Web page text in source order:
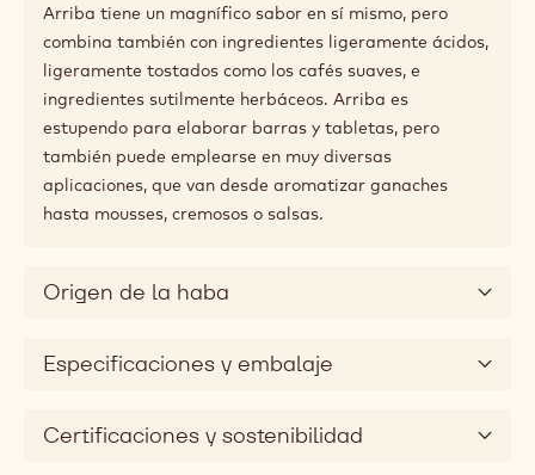
Arriba tiene un magnífico sabor en sí mismo, pero
combina también con ingredientes ligeramente ácidos,
ligeramente tostados como los cafés suaves, e
ingredientes sutilmente herbáceos. Arriba es
estupendo para elaborar barras y tabletas, pero
también puede emplearse en muy diversas
aplicaciones, que van desde aromatizar ganaches
hasta mousses, cremosos o salsas.
Origen de la haba
Especificaciones y embalaje
Certificaciones y sostenibilidad